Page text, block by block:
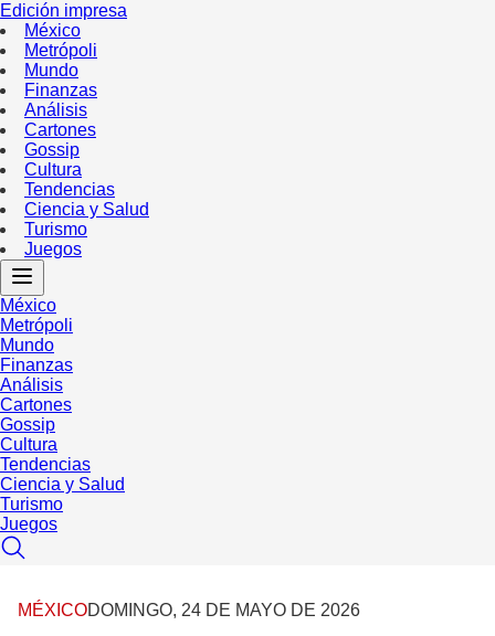
Edición impresa
México
Metrópoli
Mundo
Finanzas
Análisis
Cartones
Gossip
Cultura
Tendencias
Ciencia y Salud
Turismo
Juegos
México
Metrópoli
Mundo
Finanzas
Análisis
Cartones
Gossip
Cultura
Tendencias
Ciencia y Salud
Turismo
Juegos
MÉXICODOMINGO, 24 DE MAYO DE 2026